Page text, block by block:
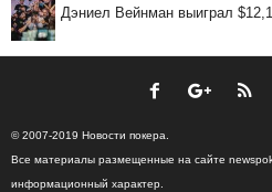
Дэниел Вейнман выиграл
© 2007-2019 Новости покера.
Все материалы размещенные на сайте
информационный характер.